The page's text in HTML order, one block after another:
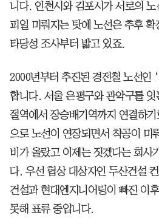
니다. 인천시와 김포시가 서로의
피일 미뤄지는 탓에 노선은 추후 확
타당성 조사부터 밟고 있죠.
2000년부터 추진된 경전철 노선인
합니다. 서울 은평구와 관악구를
절역에서 장승배기역까지 연결하
으로 노선이 연장되면서 착공이 미
비가 올랐고 이제는 짓겠다는 회사
다. 우선 협상 대상자인 두산건설
건설과 현대엔지니어링이 빠진 이
못해 표류 중입니다.